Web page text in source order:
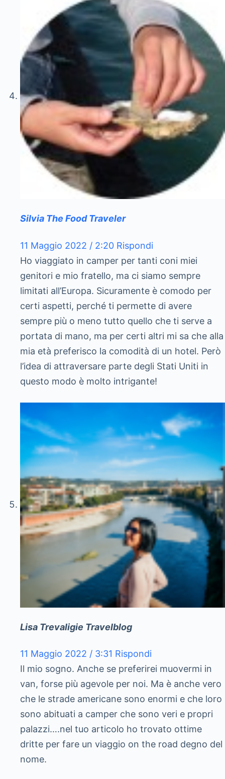
Silvia The Food Traveler
11 Maggio 2022 / 2:20 Rispondi
Ho viaggiato in camper per tanti coni miei
genitori e mio fratello, ma ci siamo sempre
limitati all’Europa. Sicuramente è comodo per
certi aspetti, perché ti permette di avere
sempre più o meno tutto quello che ti serve a
portata di mano, ma per certi altri mi sa che alla
mia età preferisco la comodità di un hotel. Però
l’idea di attraversare parte degli Stati Uniti in
questo modo è molto intrigante!
Lisa Trevaligie Travelblog
11 Maggio 2022 / 3:31 Rispondi
Il mio sogno. Anche se preferirei muovermi in
van, forse più agevole per noi. Ma è anche vero
che le strade americane sono enormi e che loro
sono abituati a camper che sono veri e propri
palazzi….nel tuo articolo ho trovato ottime
dritte per fare un viaggio on the road degno del
nome.